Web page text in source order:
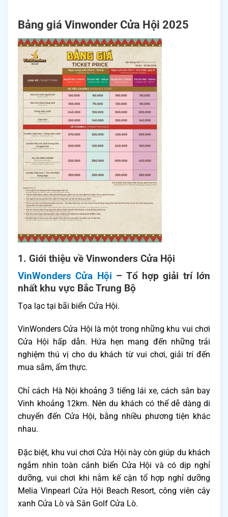
Bảng giá Vinwonder Cửa Hội 2025
1. Giới thiệu về Vinwonders Cửa Hội
VinWonders Cửa Hội – Tổ hợp giải trí lớn
nhất khu vực Bắc Trung Bộ
Tọa lạc tại bãi biển Cửa Hội.
VinWonders Cửa Hội là một trong những khu vui chơi
Cửa Hội hấp dẫn. Hứa hẹn mang đến những trải
nghiệm thú vị cho du khách từ vui chơi, giải trí đến
mua sắm, ẩm thực.
Chỉ cách Hà Nội khoảng 3 tiếng lái xe, cách sân bay
Vinh khoảng 12km. Nên du khách có thể dễ dàng di
chuyển đến Cửa Hội, bằng nhiều phương tiện khác
nhau.
Đặc biệt, khu vui chơi Cửa Hội này còn giúp du khách
ngắm nhìn toàn cảnh biển Cửa Hội và có dịp nghỉ
dưỡng, vui chơi khi nằm kế cận tổ hợp nghỉ dưỡng
Melia Vinpearl Cửa Hội Beach Resort, công viên cây
xanh Cửa Lò và Sân Golf Cửa Lò.